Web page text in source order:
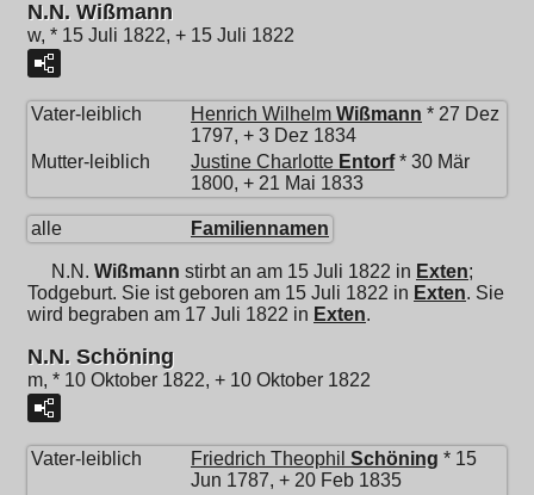
N.N. Wißmann
w, * 15 Juli 1822, + 15 Juli 1822
Vater-leiblich Henrich Wilhelm Wißmann * 27 Dez
1797, + 3 Dez 1834
Mutter-leiblich
Justine Charlotte Entorf* 30 Mär
1800, + 21 Mai 1833
alle Familiennamen
N.N. Wißmann stirbt an am 15 Juli 1822 in Exten;
Todgeburt. Sie ist geboren am 15 Juli 1822 in Exten. Sie
wird begraben am 17 Juli 1822 in Exten.
N.N. Schöning
m, * 10 Oktober 1822, + 10 Oktober 1822
Vater-leiblich Friedrich Theophil Schöning * 15
Jun 1787, + 20 Feb 1835